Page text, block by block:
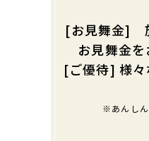
[お見舞金]
お見舞金
[ご優待] 様
※あんし